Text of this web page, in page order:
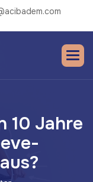
10 Jahre